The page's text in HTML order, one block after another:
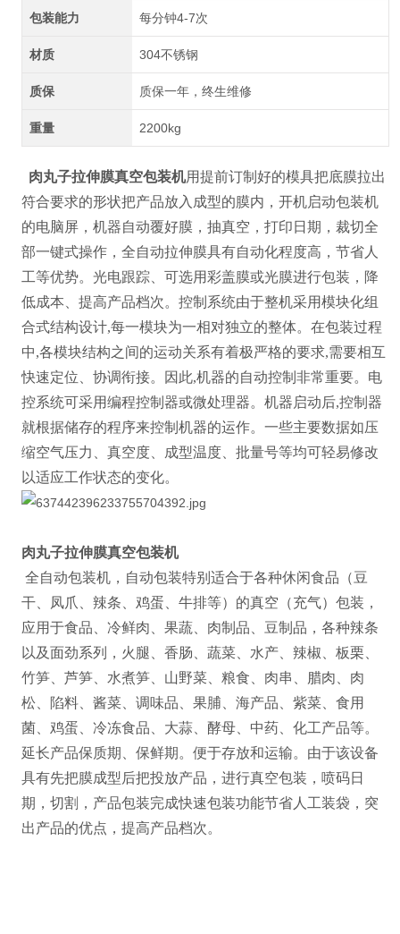
包装能力 每分钟4-7次
材质 304不锈钢
质保 质保一年，终生维修
重量 2200kg
肉丸子拉伸膜真空包装机用提前订制好的模具把底膜拉出
符合要求的形状把产品放入成型的膜内，开机启动包装机
的电脑屏，机器自动覆好膜，抽真空，打印日期，裁切全
部一键式操作，全自动拉伸膜具有自动化程度高，节省人
工等优势。光电跟踪、可选用彩盖膜或光膜进行包装，降
低成本、提高产品档次。控制系统由于整机采用模块化组
合式结构设计,每一模块为一相对独立的整体。在包装过程
中,各模块结构之间的运动关系有着极严格的要求,需要相互
快速定位、协调衔接。因此,机器的自动控制非常重要。电
控系统可采用编程控制器或微处理器。机器启动后,控制器
就根据储存的程序来控制机器的运作。一些主要数据如压
缩空气压力、真空度、成型温度、批量号等均可轻易修改
以适应工作状态的变化。
肉丸子拉伸膜真空包装机
全自动包装机，自动包装特别适合于各种休闲食品（豆
干、凤爪、辣条、鸡蛋、牛排等）的真空（充气）包装，
应用于食品、冷鲜肉、果蔬、肉制品、豆制品，各种辣条
以及面劲系列，火腿、香肠、蔬菜、水产、辣椒、板栗、
竹笋、芦笋、水煮笋、山野菜、粮食、肉串、腊肉、肉
松、陷料、酱菜、调味品、果脯、海产品、紫菜、食用
菌、鸡蛋、冷冻食品、大蒜、酵母、中药、化工产品等。
延长产品保质期、保鲜期。便于存放和运输。由于该设备
具有先把膜成型后把投放产品，进行真空包装，喷码日
期，切割，产品包装完成快速包装功能节省人工装袋，突
出产品的优点，提高产品档次。